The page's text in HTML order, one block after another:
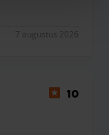
7 augustus 2026
10